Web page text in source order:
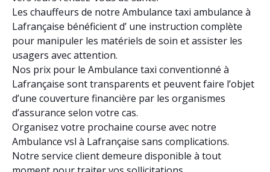
Les chauffeurs de notre Ambulance taxi ambulance à
Lafrançaise bénéficient d’ une instruction complète
pour manipuler les matériels de soin et assister les
usagers avec attention.
Nos prix pour le Ambulance taxi conventionné à
Lafrançaise sont transparents et peuvent faire l’objet
d’une couverture financière par les organismes
d’assurance selon votre cas.
Organisez votre prochaine course avec notre
Ambulance vsl à Lafrançaise sans complications.
Notre service client demeure disponible à tout